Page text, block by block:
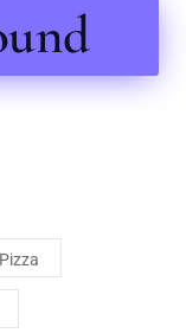
Pizza